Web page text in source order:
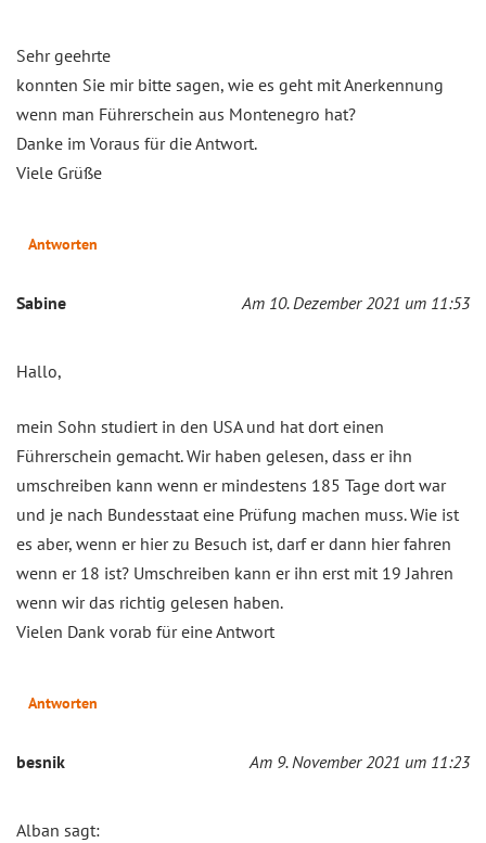
Sehr geehrte
konnten Sie mir bitte sagen, wie es geht mit Anerkennung
wenn man Führerschein aus Montenegro hat?
Danke im Voraus für die Antwort.
Viele Grüße
Antworten
Sabine Am 10. Dezember 2021 um 11:53
Hallo,
mein Sohn studiert in den USA und hat dort einen
Führerschein gemacht. Wir haben gelesen, dass er ihn
umschreiben kann wenn er mindestens 185 Tage dort war
und je nach Bundesstaat eine Prüfung machen muss. Wie ist
es aber, wenn er hier zu Besuch ist, darf er dann hier fahren
wenn er 18 ist? Umschreiben kann er ihn erst mit 19 Jahren
wenn wir das richtig gelesen haben.
Vielen Dank vorab für eine Antwort
Antworten
besnik Am 9. November 2021 um 11:23
Alban sagt: